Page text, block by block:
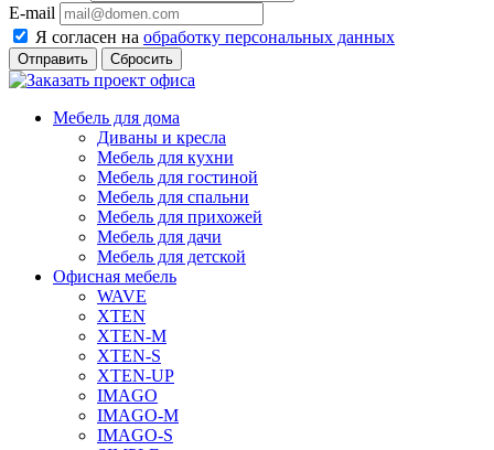
E-mail
Я согласен на обработку персональных данных
Сбросить
Мебель для дома
Диваны и кресла
Мебель для кухни
Мебель для гостиной
Мебель для спальни
Мебель для прихожей
Мебель для дачи
Мебель для детской
Офисная мебель
WAVE
XTEN
XTEN-M
XTEN-S
XTEN-UP
IMAGO
IMAGO-M
IMAGO-S